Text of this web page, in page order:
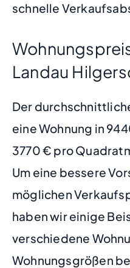
schnelle
Landau
Der
eine Wohnung in
3770 € pro
Um eine bessere
möglichen
haben wir einige
verschiedene
Wohnungsgrößen